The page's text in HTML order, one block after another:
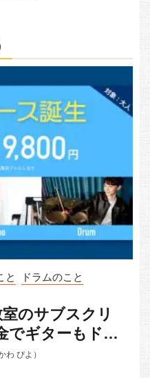
と
ドラムのこと
室のサブスクリ
でギターもドラ
わ ぴよ）